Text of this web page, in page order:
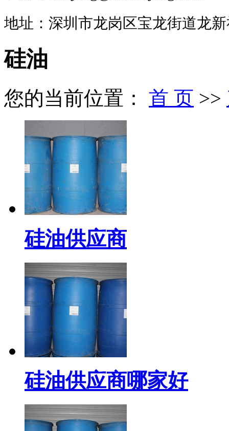
地址：深圳市龙岗区宝龙街道龙
硅油
您的当前位置： 首 页 >>
硅油供应商
硅油供应商哪家好